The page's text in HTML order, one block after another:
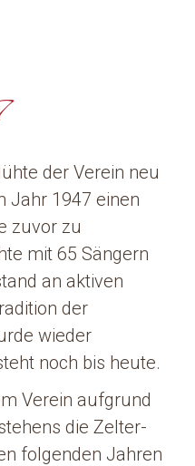
der Verein neu
Jahr 1947 einen
zuvor zu
mit 65 Sängern
an aktiven
der
wieder
noch bis heute.
Verein aufgrund
die Zelter-
folgenden Jahren